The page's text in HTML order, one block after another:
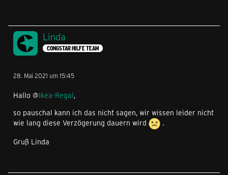
Linda
CONGSTAR HILFE TEAM
28. Mai 2021 um 15:45
Hallo @Ikea-Regal,
so pauschal kann ich das nicht sagen, wir wissen leider nicht
wie lang diese Verzögerung dauern wird
.
Gruß Linda